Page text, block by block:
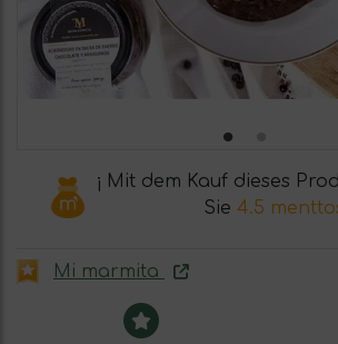
¡ Mit dem Kauf dieses
Sie 4.5
Mi marmita